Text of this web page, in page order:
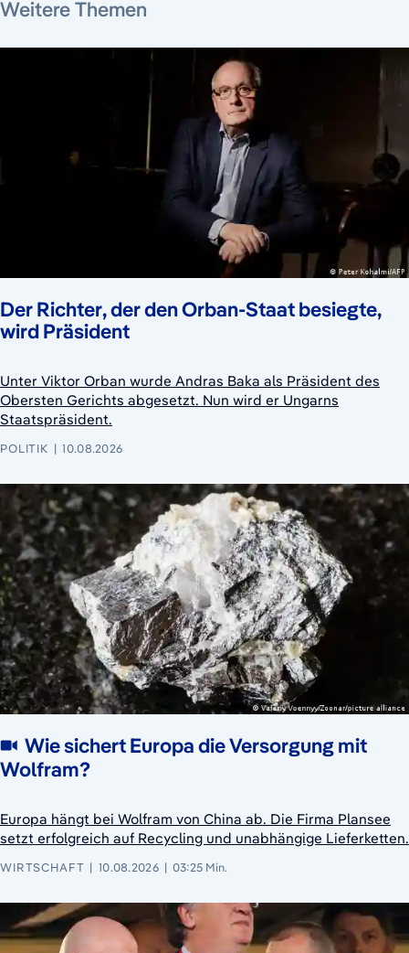
Weitere Themen
Der Richter, der den Orban-Staat besiegte,
wird Präsident
Unter Viktor Orban wurde Andras Baka als Präsident des
Obersten Gerichts abgesetzt. Nun wird er Ungarns
Staatspräsident.
POLITIK 10.08.2026
Wie sichert Europa die Versorgung mit
Wolfram?
Europa hängt bei Wolfram von China ab. Die Firma Plansee
setzt erfolgreich auf Recycling und unabhängige Lieferketten.
WIRTSCHAFT 10.08.2026 03:25 Min.